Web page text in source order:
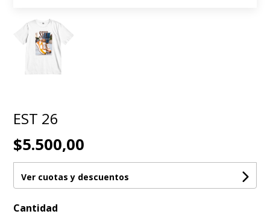
EST 26
$5.500,00
Ver cuotas y descuentos
Cantidad